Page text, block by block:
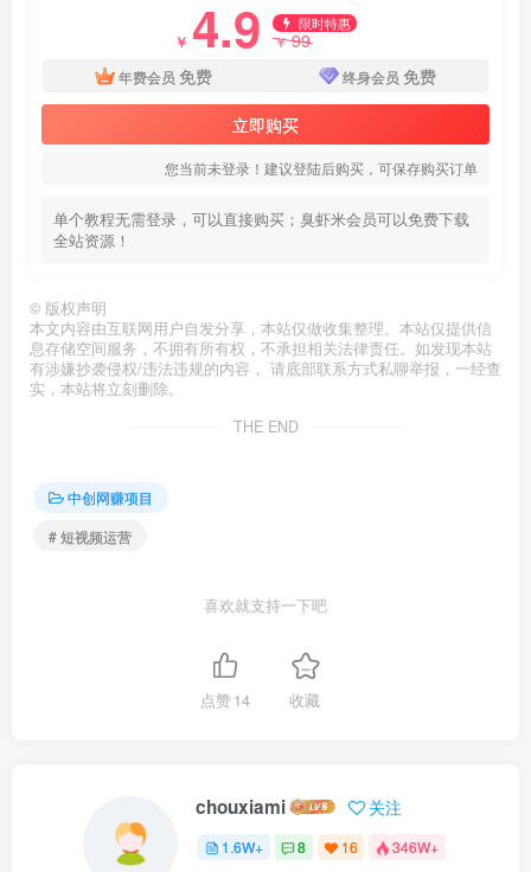
￥ 4.9 限时特惠
￥99
年费会员 免费 终身会员 免费
立即购买
您当前未登录！建议登陆后购买，可保存购买订单
单个教程无需登录，可以直接购买；臭虾米会员可以免费下载
全站资源！
© 版权声明
本文内容由互联网用户自发分享，本站仅做收集整理。本站仅提供信
息存储空间服务，不拥有所有权，不承担相关法律责任。如发现本站
有涉嫌抄袭侵权/违法违规的内容， 请底部联系方式私聊举报，一经查
实，本站将立刻删除。
THE END
中创网赚项目
# 短视频运营
喜欢就支持一下吧
点赞14 收藏
chouxiami 关注
1.6W+ 8 16 346W+